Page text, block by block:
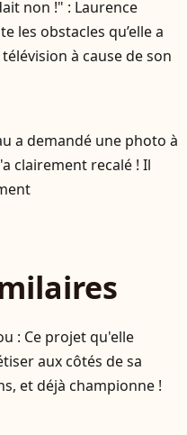
non !" : Laurence
les obstacles qu’elle a
à cause de son
a demandé une photo à
clairement recalé ! Il
: Ce projet qu'elle
aux côtés de sa
et déjà championne !